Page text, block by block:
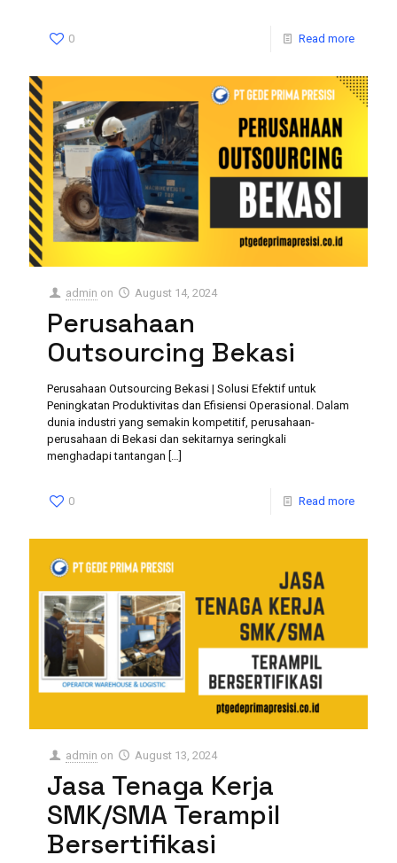
0 Read more
admin on August 14, 2024
Perusahaan
Outsourcing Bekasi
Perusahaan Outsourcing Bekasi | Solusi Efektif untuk
Peningkatan Produktivitas dan Efisiensi Operasional. Dalam
dunia industri yang semakin kompetitif, perusahaan-
perusahaan di Bekasi dan sekitarnya seringkali
menghadapi tantangan […]
0 Read more
admin on August 13, 2024
Jasa Tenaga Kerja
SMK/SMA Terampil
Bersertifikasi